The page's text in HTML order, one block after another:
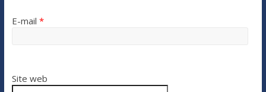
E-mail *
Site web